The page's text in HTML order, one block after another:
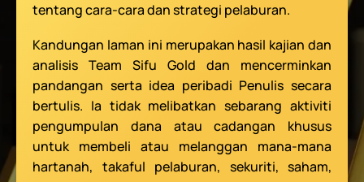
tentang cara-cara dan strategi pelaburan.
Kandungan laman ini merupakan hasil kajian dan
analisis Team Sifu Gold dan mencerminkan
pandangan serta idea peribadi Penulis secara
bertulis. Ia tidak melibatkan sebarang aktiviti
pengumpulan dana atau cadangan khusus
untuk membeli atau melanggan mana-mana
hartanah, takaful pelaburan, sekuriti, saham,